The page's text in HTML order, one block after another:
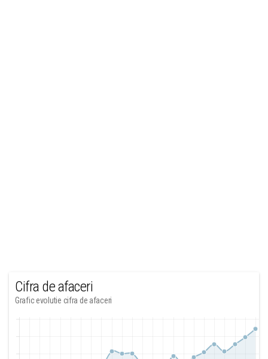
Cifra de afaceri
Grafic evolutie cifra de afaceri